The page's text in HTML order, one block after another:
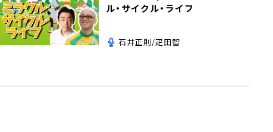
ル・サイクル・ライフ
石井正則/疋田智